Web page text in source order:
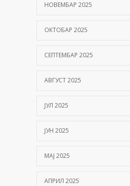
НОВЕМБАР 2025
ОКТОБАР 2025
СЕПТЕМБАР 2025
АВГУСТ 2025
ЈУЛ 2025
ЈУН 2025
МАЈ 2025
АПРИЛ 2025